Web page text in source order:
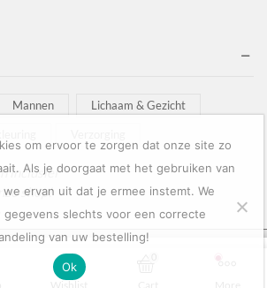
Mannen Lichaam & Gezicht
inclusief
shop!
© 2022Salon Goederen
0
Wishlist
om ervoor te zorgen dat onze site zo
Als je doorgaat met het gebruiken van
ervan uit dat je ermee instemt. We
gegevens slechts voor een correcte
van uw bestelling!
Ok